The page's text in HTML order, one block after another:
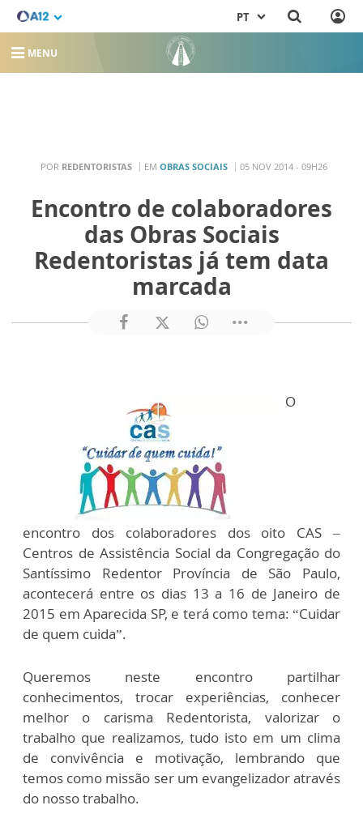
PT
MENU
POR REDENTORISTAS EM OBRAS SOCIAIS 05 NOV 2014 - 09H26
Encontro de colaboradores
das Obras Sociais
Redentoristas já tem data
marcada
O
encontro dos colaboradores dos oito CAS –
Centros de Assistência Social da Congregação do
Santíssimo Redentor Província de São Paulo,
acontecerá entre os dias 13 a 16 de Janeiro de
2015 em Aparecida SP, e terá como tema: “Cuidar
de quem cuida”.
Queremos neste encontro partilhar
conhecimentos, trocar experiências, conhecer
melhor o carisma Redentorista, valorizar o
trabalho que realizamos, tudo isto em um clima
de convivência e motivação, lembrando que
temos como missão ser um evangelizador através
do nosso trabalho.